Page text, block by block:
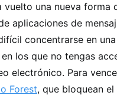
vuelto una nueva
aplicaciones de
concentrarse en
los que no tengas
electrónico. Para
Forest, que bloquean